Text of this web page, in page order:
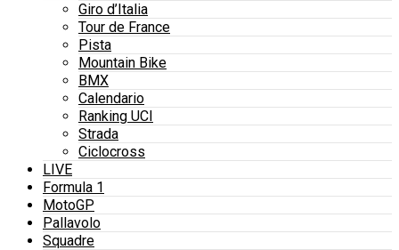
Giro d’Italia
Tour de France
Pista
Mountain Bike
BMX
Calendario
Ranking UCI
Strada
Ciclocross
LIVE
Formula 1
MotoGP
Pallavolo
Squadre